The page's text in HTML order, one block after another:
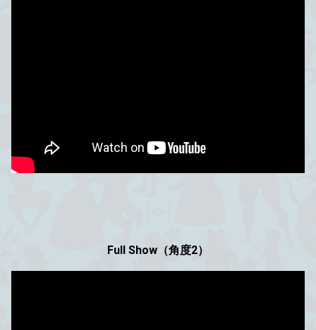
Full Show（角度2）